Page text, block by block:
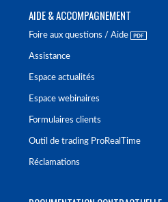
AIDE & ACCOMPAGNEMENT
Foire aux questions / Aide
Assistance
Espace actualités
Espace webinaires
Formulaires clients
Outil de trading ProRealTime
Réclamations